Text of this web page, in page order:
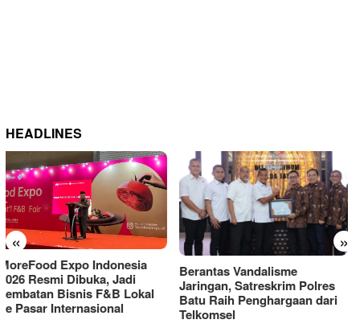
HEADLINES
« »
Berantas Vandalisme
Jaringan, Satreskrim Polres
Batu Raih Penghargaan dari
Telkomsel
RM OG Alami Kenaikan
Omset di Porprov IX Jatim
2025